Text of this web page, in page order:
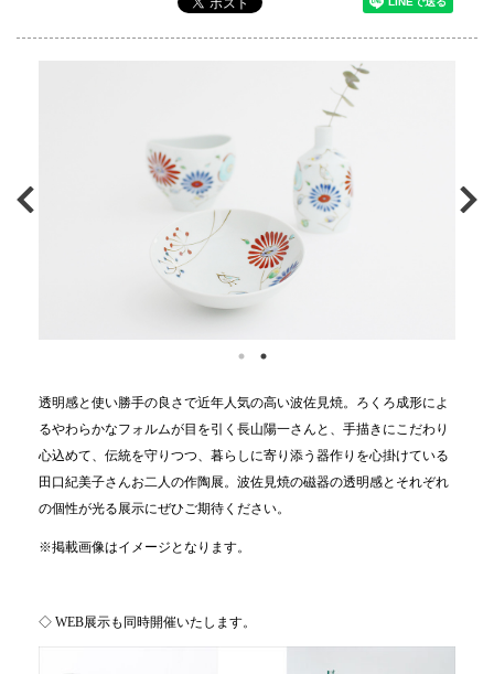
透明感と使い勝手の良さで近年人気の高い波佐見焼。ろくろ成形によ
るやわらかなフォルムが目を引く長山陽一さんと、手描きにこだわり
心込めて、伝統を守りつつ、暮らしに寄り添う器作りを心掛けている
田口紀美子さんお二人の作陶展。波佐見焼の磁器の透明感とそれぞれ
の個性が光る展示にぜひご期待ください。
※掲載画像はイメージとなります。
◇ WEB展示も同時開催いたします。